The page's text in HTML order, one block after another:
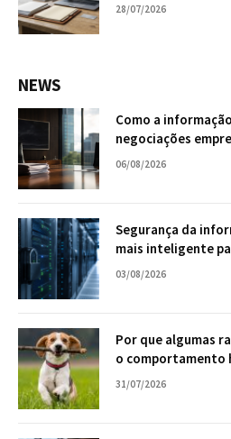
28/07/2026
NEWS
Como a
negociações
06/08/2026
Segurança da
mais inteligente
empresa
03/08/2026
Por que algumas
o comportamento
facilidade?
31/07/2026